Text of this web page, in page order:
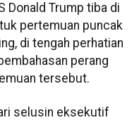
Donald Trump tiba di
pertemuan puncak
di tengah perhatian
perang
tersebut.
selusin eksekutif